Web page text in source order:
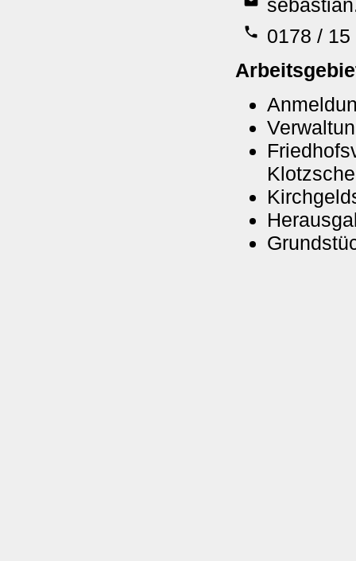
phone
0178 /
Klotzsche